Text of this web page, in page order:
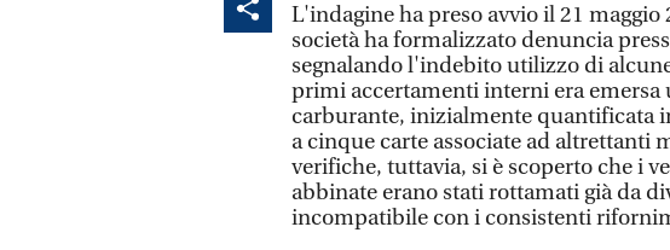
L'indagine ha preso avvio il 21
società ha formalizzato denuncia
segnalando l'indebito utilizzo di
primi accertamenti interni era
carburante, inizialmente quantificata
a cinque carte associate ad altrettanti
verifiche, tuttavia, si è scoperto che i
abbinate erano stati rottamati già da
incompatibile con i consistenti